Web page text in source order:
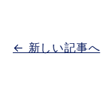
← 新しい記事へ